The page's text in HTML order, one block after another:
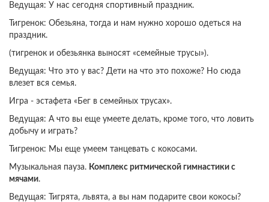
Ведущая: У нас сегодня спортивный праздник.
Тигренок: Обезьяна, тогда и нам нужно хорошо одеться на
праздник.
(тигренок и обезьянка выносят «семейные трусы»).
Ведущая: Что это у вас? Дети на что это похоже? Но сюда
влезет вся семья.
Игра - эстафета «Бег в семейных трусах».
Ведущая: А что вы еще умеете делать, кроме того, что ловить
добычу и играть?
Тигренок: Мы еще умеем танцевать с кокосами.
Музыкальная пауза. Комплекс ритмической гимнастики с
мячами.
Ведущая: Тигрята, львята, а вы нам подарите свои кокосы?